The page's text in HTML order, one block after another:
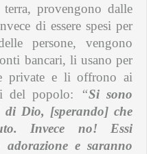
provengono dalle
di essere spesi per
persone, vengono
bancari, li usano per
private e li offrono ai
del popolo:
“Si sono
Dio, [sperando] che
Invece no! Essi
e saranno